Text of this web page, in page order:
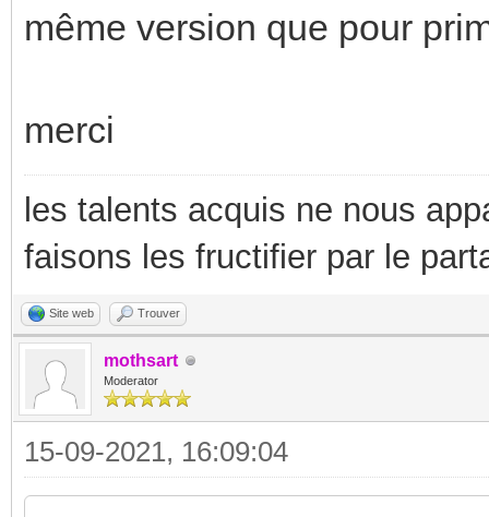
même version que pour
merci
les talents acquis ne nous
faisons les fructifier par le
Site web Trouver
mothsart
Moderator
15-09-2021, 16:09:04